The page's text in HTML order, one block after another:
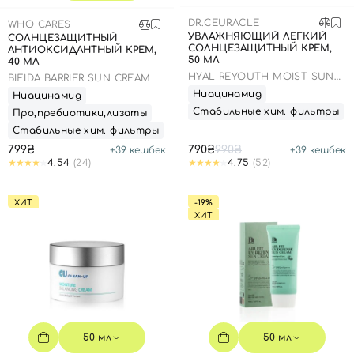
Кремы для тела с SPF
Миниатюры
Карбокситерапия
Бьюти Гаджеты
Автозагар
Наборы
Шея и декольте
Для мужчин
Специальный уход
Для детей
Для мужчин
Дезодоранты
Интимный уход
Автозагар
WHO CARES
СОЛНЦЕЗАЩИТНЫЙ
АНТИОКСИДАНТНЫЙ КРЕМ,
40 МЛ
BIFIDA BARRIER SUN CREAM
Ниацинамид
Про,пребиотики,лизаты
Стабильные хим. фильтры
799₴ +39 кешбек
4.54 (24)
DR.CEURACLE
УВЛАЖНЯЮЩИЙ ЛЕГКИЙ
СОЛНЦЕЗАЩИТНЫЙ КРЕМ,
50 МЛ
HYAL REYOUTH MOIST SUN
SPF 50/PA++++
Ниацинамид
Стабильные хим. фильтры
790₴990₴ +39 кешбек
4.75 (52)
ХИТ
50 мл
-19%
ХИТ
50 мл